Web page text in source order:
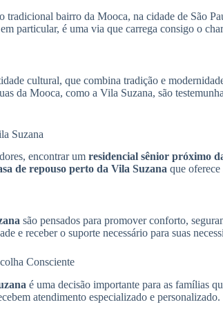
tradicional bairro da Mooca, na cidade de São
particular, é uma via que carrega consigo o
cultural, que combina tradição e
da Mooca, como a Vila Suzana, são
Suzana
encontrar um residencial sênior próximo
de repouso perto da Vila Suzana que
são pensados para promover conforto,
e receber o suporte necessário para suas
Consciente
é uma decisão importante para as famílias
atendimento especializado e personalizado.